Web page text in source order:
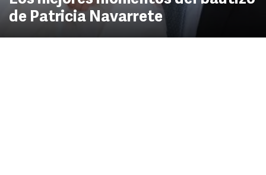
de Patricia Navarrete